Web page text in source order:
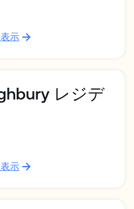
示
レジデ
示